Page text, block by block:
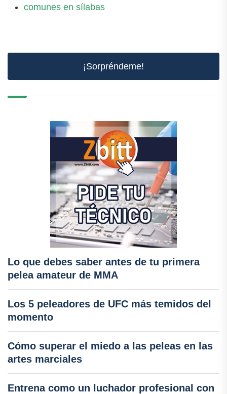
comunes en sílabas
¡Sorpréndeme!
Lo que debes saber antes de tu primera
pelea amateur de MMA
Los 5 peleadores de UFC más temidos del
momento
Cómo superar el miedo a las peleas en las
artes marciales
Entrena como un luchador profesional con